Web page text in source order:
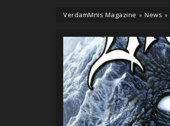
VerdamMnis Magazine » News »